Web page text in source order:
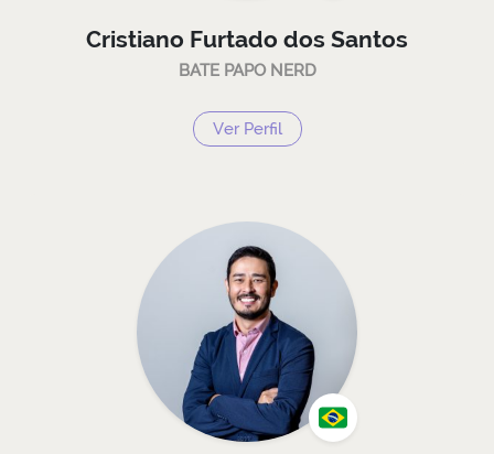
Cristiano Furtado dos Santos
BATE PAPO NERD
Ver Perfil